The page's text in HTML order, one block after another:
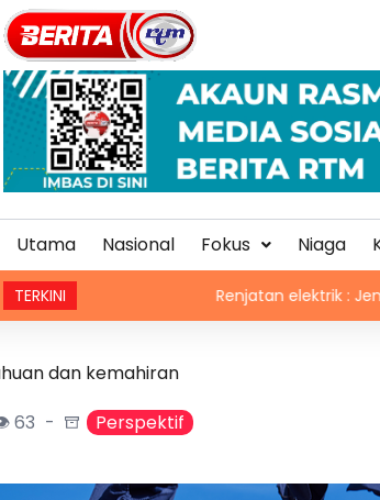
Utama Nasional Fokus Niaga
TERKINI Renjatan elektrik : Jenazah
dan kemahiran
63 Perspektif